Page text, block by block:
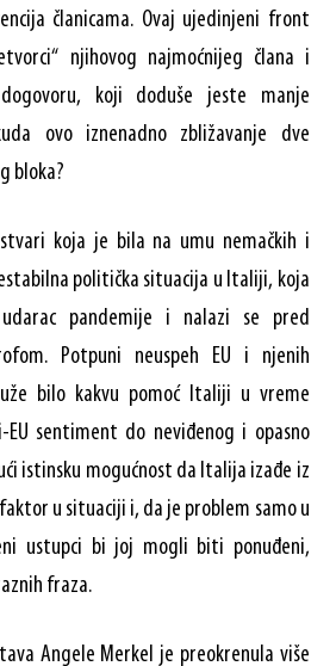
članicama. Ovaj ujedinjeni front
njihovog najmoćnijeg člana i
koji doduše jeste manje
ovo iznenadno zbližavanje dve
bloka?
koja je bila na umu nemačkih i
politička situacija u Italiji, koja
pandemije i nalazi se pred
Potpuni neuspeh EU i njenih
bilo kakvu pomoć Italiji u vreme
sentiment do neviđenog i opasno
istinsku mogućnost da Italija izađe iz
u situaciji i, da je problem samo u
ustupci bi joj mogli biti ponuđeni,
fraza.
Angele Merkel je preokrenula više